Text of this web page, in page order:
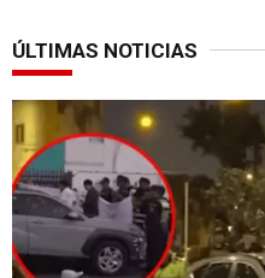
ÚLTIMAS NOTICIAS